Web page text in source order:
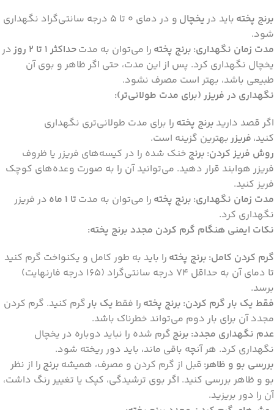
برنج پخته باید دریخچال
و در دمای 0 تا 5 درجه سانتی‌گراد نگهداری
شود.
مدت زمان نگهداری: برنج پخته را می‌توان به مدتحداکثر 1 تا 2 روز
در
یخچال نگهداری کرد. پس از این مدت، حتی اگر ظاهر و بوی آن
طبیعی باشد، بهتر است مصرف نشود.
نگهداری در فریزر (برای مدت طولانی‌تر):
اگر قصد دارید برنج پخته را برای مدت طولانی‌تری نگهداری
کنید، فریزربهترین گزینه است.
روش فریز کردن: برنج خنک شده را در کیسه‌های فریزر یا ظروف
فریزر هوابند قرار دهید. می‌توانید آن را به صورت وعده‌های کوچک
فریز کنید.
مدت زمان نگهداری: برنج پخته را می‌توان به مدت تا 1 ماه
در فریزر
نگهداری کرد.
نکات ایمنی هنگام گرم کردن مجدد برنج پخته:
گرم کردن کامل: برنج پخته را باید به طور کامل و یکنواخت گرم کنید
تا دمای آن به حداقل 74 درجه سانتی‌گراد (165 درجه فارنهایت)
برسد.
فقط یک بار گرم کردن: برنج پخته را فقط یک بارگرم کنید. گرم کردن
مجدد آن برای بار دوم می‌تواند خطرناک باشد.
عدم نگهداری مجدد: برنج گرم شده را نباید دوباره در یخچال
نگهداری کرد. هر آنچه باقی ماند، باید دور ریخته شود.
بررسی بو و ظاهر: قبل از گرم کردن و مصرف، همیشه برنج را از نظر
بو و ظاهر بررسی کنید. اگر بوی ترشیدگی، کپک یا تغییر رنگ داشت،
آن را دور بریزید.